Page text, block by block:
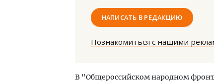
НАПИСАТЬ В РЕДАКЦИЮ
Познакомиться с нашими
В "Общероссийском народном